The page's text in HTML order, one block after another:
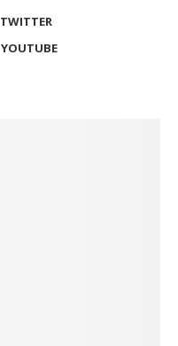
TWITTER
YOUTUBE